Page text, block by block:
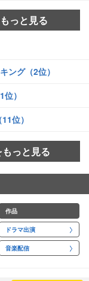
っと見る
ング（2位）
）
位）
っと見る
作品
ドラマ出演
音楽配信